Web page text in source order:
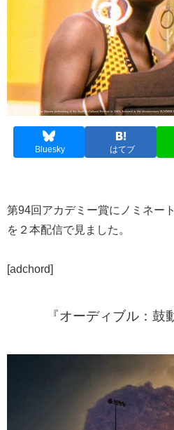
Bluesky はてブ
第94回アカデミー賞にノミネー
を２本配信で見ました。
[adchord]
『オーディブル：鼓